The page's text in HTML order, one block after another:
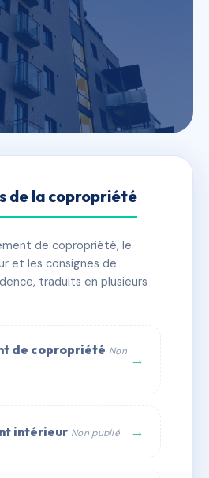
ARQUEBUSE
🏠 30 lots 🏗 1 bâtiment(s)
Digital
de la copropriété
de copropriété, le
et les consignes de
traduits en plusieurs
de copropriété Non →
intérieur Non publié →